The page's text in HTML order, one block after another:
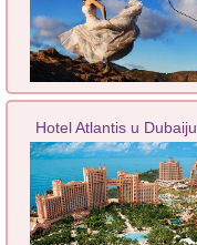
Hotel Atlantis u Dubaiju